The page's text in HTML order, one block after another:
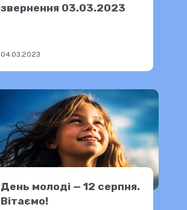
звернення 03.03.2023
04.03.2023
День молоді — 12 серпня.
Вітаємо!